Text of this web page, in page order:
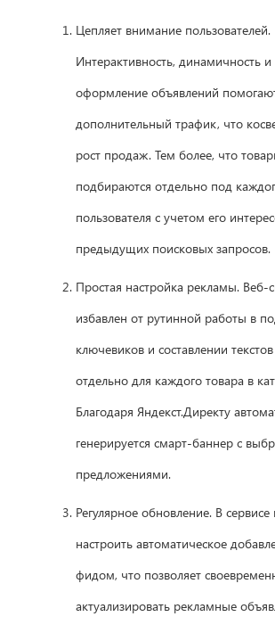
Цепляет внимание пользователей.
Интерактивность, динамичность и
оформление объявлений
дополнительный трафик, что
рост продаж. Тем более, что
подбираются отдельно под
пользователя с учетом его
предыдущих поисковых запросов.
Простая настройка рекламы. Веб-
избавлен от рутинной работы в
ключевиков и составлении
отдельно для каждого товара в
Благодаря Яндекст.Директу
генерируется смарт-баннер с
предложениями.
Регулярное обновление. В
настроить автоматическое
фидом, что позволяет
актуализировать рекламные